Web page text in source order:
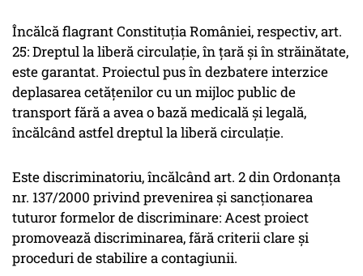
Încălcă flagrant Constituția României, respectiv, art.
25: Dreptul la liberă circulație, în țară și în străinătate,
este garantat. Proiectul pus în dezbatere interzice
deplasarea cetățenilor cu un mijloc public de
transport fără a avea o bază medicală și legală,
încălcând astfel dreptul la liberă circulație.
Este discriminatoriu, încălcând art. 2 din Ordonanța
nr. 137/2000 privind prevenirea și sancționarea
tuturor formelor de discriminare: Acest proiect
promovează discriminarea, fără criterii clare și
proceduri de stabilire a contagiunii.